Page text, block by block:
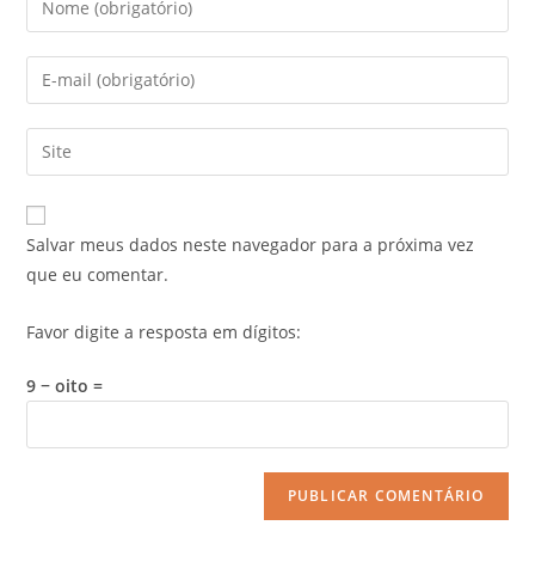
Salvar meus dados neste navegador para a próxima vez
que eu comentar.
Favor digite a resposta em dígitos:
9 − oito =